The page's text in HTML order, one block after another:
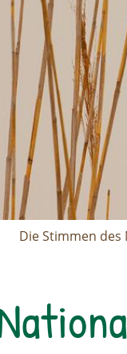
Die Stimmen